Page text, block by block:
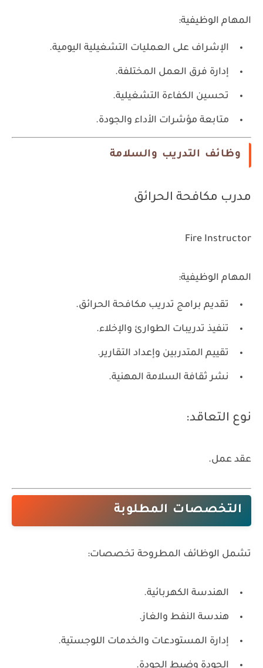
المهام الوظيفية:
الإشراف على العمليات التشغيلية اليومية.
إدارة فرق العمل المختلفة.
تحسين الكفاءة التشغيلية.
متابعة مؤشرات الأداء والجودة.
وظائف التدريب والسلامة
مدرب مكافحة الحرائق
Fire Instructor
المهام الوظيفية:
تقديم برامج تدريب مكافحة الحرائق.
تنفيذ تدريبات الطوارئ والإخلاء.
تقييم المتدربين وإعداد التقارير.
نشر ثقافة السلامة المهنية.
نوع التعاقد:
عقد عمل.
التخصصات المطلوبة
تشمل الوظائف المطروحة تخصصات:
الهندسة الكهربائية.
هندسة النفط والغاز.
إدارة المستودعات والخدمات اللوجستية.